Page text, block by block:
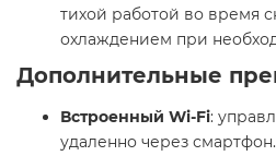
тихой работой во время
охлаждением при
Дополнительные
Встроенный Wi-Fi:
удаленно через смартфон.​